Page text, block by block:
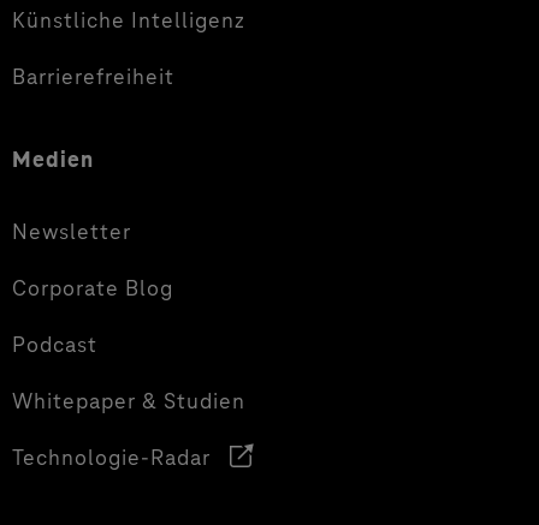
Künstliche Intelligenz
Barrierefreiheit
Medien
Newsletter
Corporate Blog
Podcast
Whitepaper & Studien
Technologie-Radar